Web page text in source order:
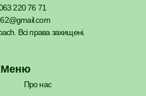
220 76 71
Всі права захищені.
Меню
Про нас